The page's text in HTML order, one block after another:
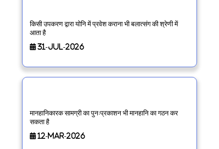
किसी उपकरण द्वारा योनि में प्रवेश कराना भी बलात्संग की श्रेणी में
आता है
31-Jul-2026
मानहानिकारक सामग्री का पुनःप्रकाशन भी मानहानि का गठन कर
सकता है
12-Mar-2026